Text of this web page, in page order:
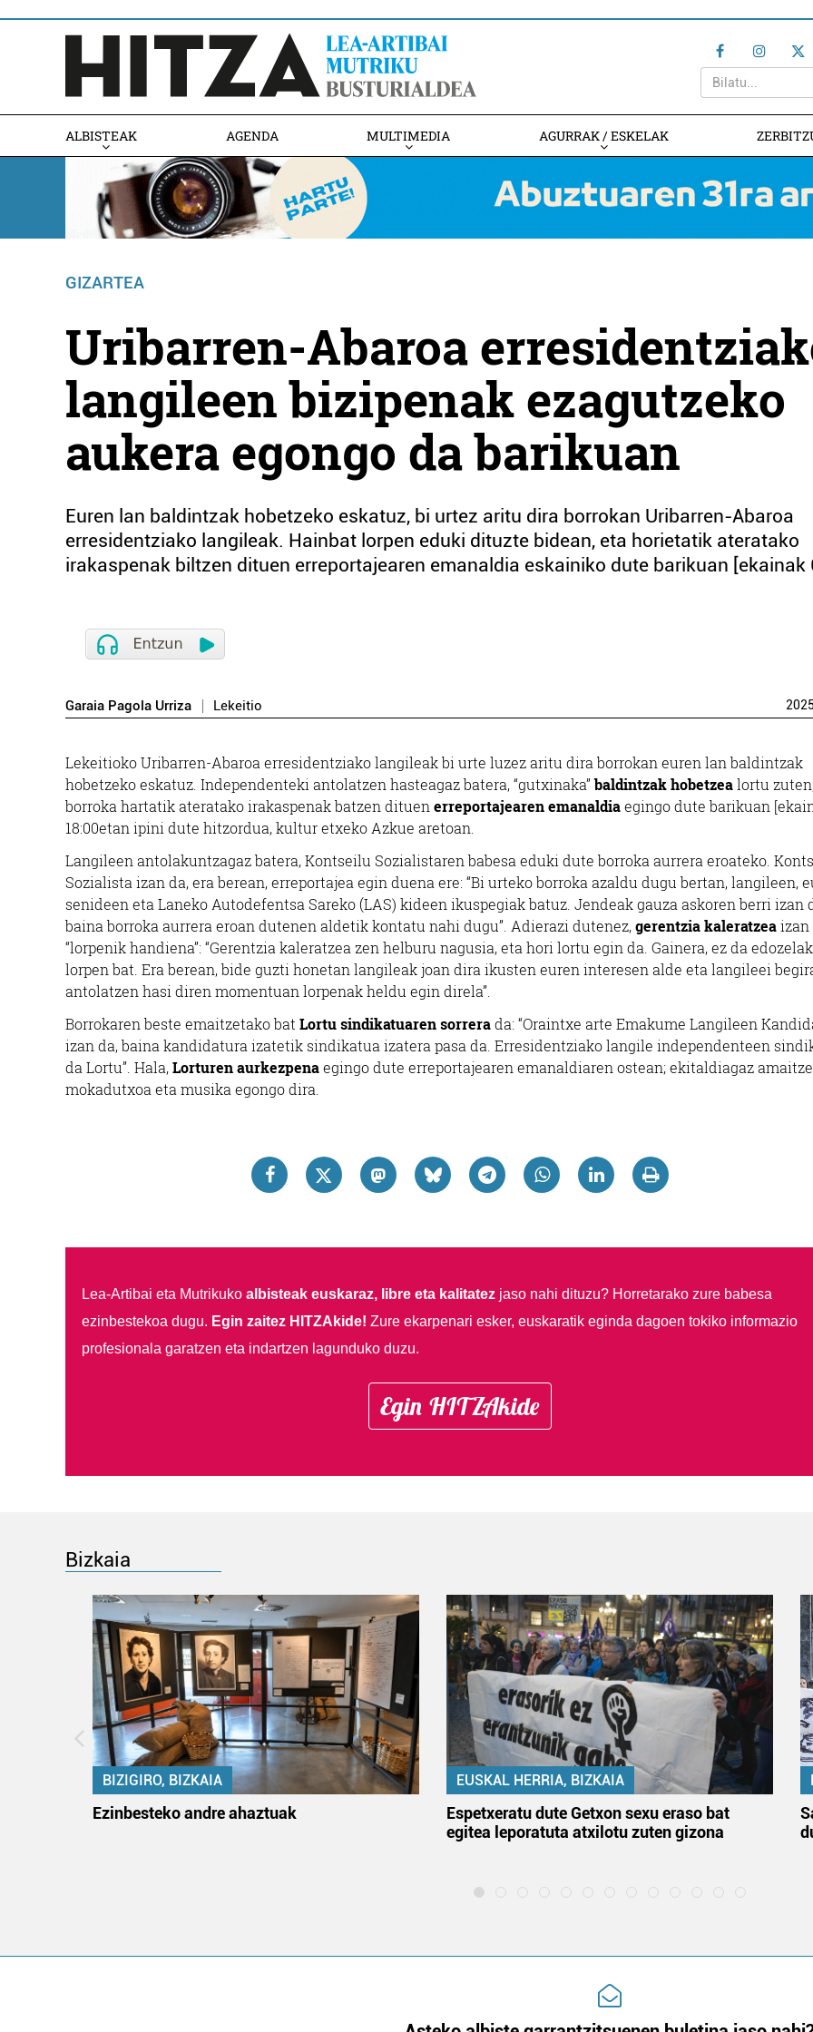
ALBISTEAK AGENDA MULTIMEDIA AGURRAK / ESKELAK
GIZARTEA
Uribarren-Abaroa
langileen bizipenak ezagutzeko
aukera egongo da barikuan
Euren lan baldintzak hobetzeko eskatuz, bi urtez aritu dira borrokan Uribarren-Abaroa
erresidentziako langileak. Hainbat lorpen eduki dituzte bidean, eta horietatik ateratako
irakaspenak biltzen dituen erreportajearen emanaldia eskainiko dute barikuan [ekainak
Garaia Pagola Urriza Lekeitio 2025
Lekeitioko Uribarren-Abaroa erresidentziako langileak bi urte luzez aritu dira borrokan euren lan baldintzak
hobetzeko eskatuz. Independenteki antolatzen hasteagaz batera, “gutxinaka”baldintzak hobetzealortu
borroka hartatik ateratako irakaspenak batzen dituen erreportajearen emanaldiaegingo dute barikuan
18:00etan ipini dute hitzordua, kultur etxeko Azkue aretoan.
Langileen antolakuntzagaz batera, Kontseilu Sozialistaren babesa eduki dute borroka aurrera eroateko.
Sozialista izan da, era berean, erreportajea egin duena ere: “Bi urteko borroka azaldu dugu bertan, langileen,
senideen eta Laneko Autodefentsa Sareko (LAS) kideen ikuspegiak batuz. Jendeak gauza askoren berri izan
baina borroka aurrera eroan dutenen aldetik kontatu nahi dugu”. Adierazi dutenez,gerentzia kaleratzeaizan
“lorpenik handiena”: “Gerentzia kaleratzea zen helburu nagusia, eta hori lortu egin da. Gainera, ez da
lorpen bat. Era berean, bide guzti honetan langileak joan dira ikusten euren interesen alde eta langileei
antolatzen hasi diren momentuan lorpenak heldu egin direla”.
Borrokaren beste emaitzetako bat Lortu sindikatuaren sorrerada: “Oraintxe arte Emakume Langileen
izan da, baina kandidatura izatetik sindikatua izatera pasa da. Erresidentziako langile independenteen
da Lortu”. Hala,Lorturen aurkezpenaegingo dute erreportajearen emanaldiaren ostean; ekitaldiagaz
mokadutxoa eta musika egongo dira.
Lea-Artibai eta Mutrikuko albisteak euskaraz, libre eta kalitatezjaso nahi dituzu? Horretarako zure babesa
ezinbestekoa dugu. Egin zaitez HITZAkide! Zure ekarpenari esker, euskaratik eginda dagoen tokiko informazio
profesionala garatzen eta indartzen lagunduko duzu.
Egin HITZAkide
Bizkaia
BIZIGIRO, BIZKAIA
Ezinbesteko andre ahaztuak
EUSKAL HERRIA, BIZKAIA
Espetxeratu dute Getxon sexu eraso bat
egitea leporatuta atxilotu zuten gizona